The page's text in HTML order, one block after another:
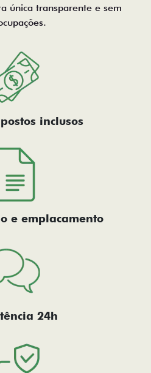
única transparente e sem
inclusos
e emplacamento
24h